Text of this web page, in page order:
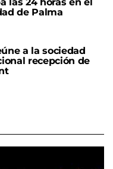
las 24 horas en el
de Palma
a la sociedad
recepción de